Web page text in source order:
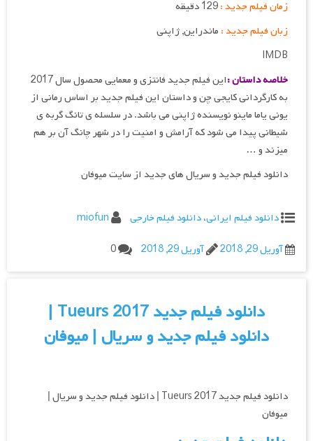
زمان فیلم جدید :
زبان فیلم جدید : ماندراین, ژاپنی
IMDB
خلاصه داستان :
این فیلم جدید فانتزی و معمایی محصول سال 2017
به کارگردانی کایجی چن و داستان این فیلم جدید بر اساس رمانی از
یونی یاما ماینو نویسنده ژاپنی می باشد. در سلسله ی تانگ گربه ی
شیطانی پیدا می شود که آرامش و امنیت را در شهر چانگ آن بر هم
میزند و …
دانلود فیلم جدید و سریال های جدید از سایت میوفان
دانلود فیلم ایرانی،دانلود فیلم خارجی
miofun
آوریل 29, 2018
آوریل 29, 2018 0
دانلود فیلم جدید Tueurs 2017 |
دانلود فیلم جدید و سریال | میوفان
دانلود فیلم جدید Tueurs 2017 | دانلود فیلم جدید و سریال |
میوفان